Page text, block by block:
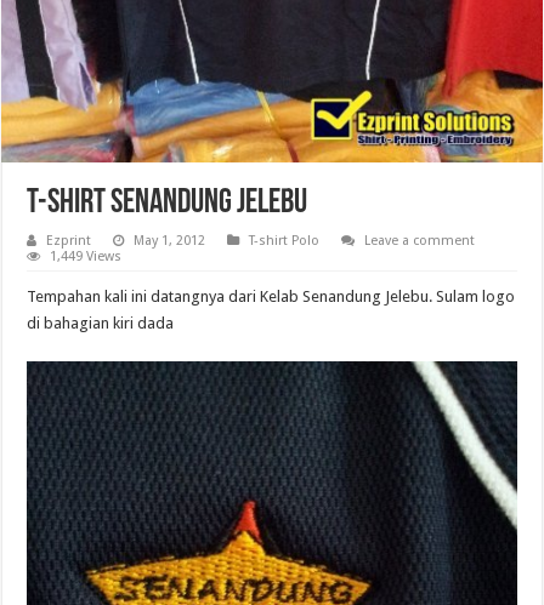
T-shirt Senandung Jelebu
Ezprint May 1, 2012 T-shirt Polo
Leave a comment
1,449 Views
Tempahan kali ini datangnya dari Kelab Senandung Jelebu. Sulam logo
di bahagian kiri dada